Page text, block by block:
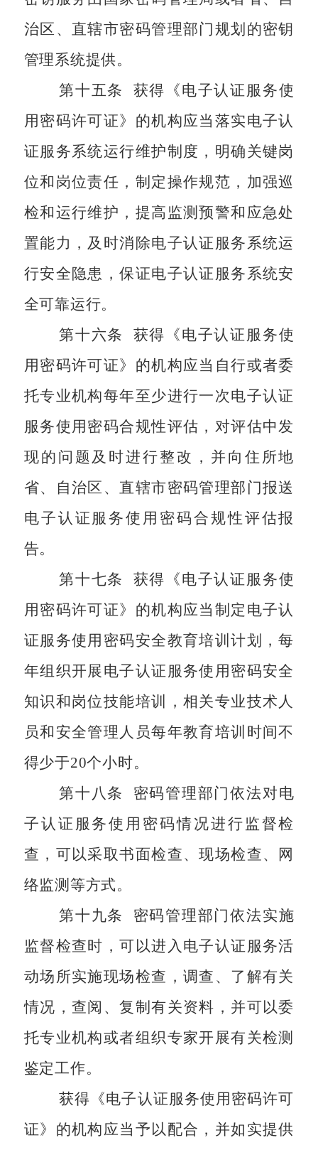
治区、直辖市密码管理部门规划的密钥
管理系统提供。
第十五条
获得《电子认证服务使
用密码许可证》的机构应当落实电子认
证服务系统运行维护制度，明确关键岗
位和岗位责任，制定操作规范，加强巡
检和运行维护，提高监测预警和应急处
置能力，及时消除电子认证服务系统运
行安全隐患，保证电子认证服务系统安
全可靠运行。
第十六条
获得《电子认证服务使
用密码许可证》的机构应当自行或者委
托专业机构每年至少进行一次电子认证
服务使用密码合规性评估，对评估中发
现的问题及时进行整改，并向住所地
省、自治区、直辖市密码管理部门报送
电子认证服务使用密码合规性评估报
告。
第十七条
获得《电子认证服务使
用密码许可证》的机构应当制定电子认
证服务使用密码安全教育培训计划，每
年组织开展电子认证服务使用密码安全
知识和岗位技能培训，相关专业技术人
员和安全管理人员每年教育培训时间不
得少于20个小时。
第十八条
密码管理部门依法对电
子认证服务使用密码情况进行监督检
查，可以采取书面检查、现场检查、网
络监测等方式。
第十九条
密码管理部门依法实施
监督检查时，可以进入电子认证服务活
动场所实施现场检查，调查、了解有关
情况，查阅、复制有关资料，并可以委
托专业机构或者组织专家开展有关检测
鉴定工作。
获得《电子认证服务使用密码许可
证》的机构应当予以配合，并如实提供